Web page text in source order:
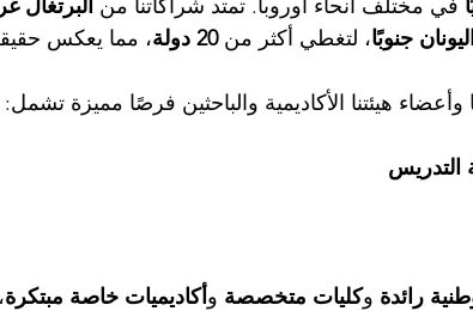
في مختلف أنحاء أوروبا. تمتد شراكاتنا من البرتغال
جنوبًا، لتغطي أكثر من 20 دولة ، مما يعكس حقيقة
هيئتنا الأكاديمية والباحثين فرصًا مميزة تشمل:
التدريس
رائدة وكليات متخصصة وأكاديميات خاصة مبتكرة